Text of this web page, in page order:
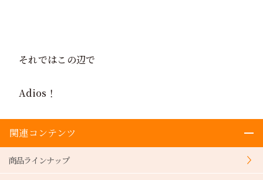
それではこの辺で
Adios！
関連コンテンツ
商品ラインナップ